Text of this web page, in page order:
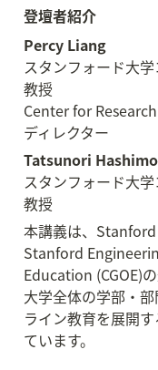
登壇者紹介
Percy Liang
スタンフォード大
教授
Center for
ディレクター
Tatsunori
スタンフォード大
教授
本講義は、Stanford
Stanford
Education (CGOE)
大学全体の学部・
ライン教育を展開
ています。